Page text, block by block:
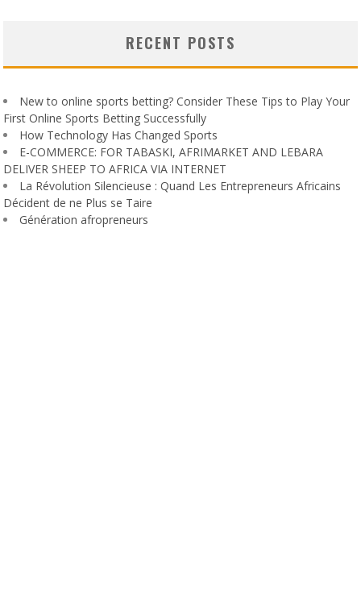
RECENT POSTS
New to online sports betting? Consider These Tips to Play Your
First Online Sports Betting Successfully
How Technology Has Changed Sports
E-COMMERCE: FOR TABASKI, AFRIMARKET AND LEBARA
DELIVER SHEEP TO AFRICA VIA INTERNET
La Révolution Silencieuse : Quand Les Entrepreneurs Africains
Décident de ne Plus se Taire
Génération afropreneurs